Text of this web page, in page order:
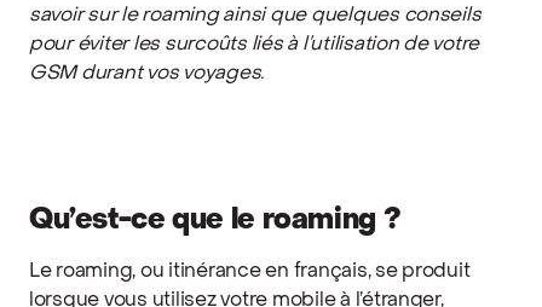
savoir sur le roaming ainsi que quelques conseils
pour éviter les surcoûts liés à l’utilisation de votre
GSM durant vos voyages.
Qu’est-ce que le roaming ?
Le roaming, ou itinérance en français, se produit
lorsque vous utilisez votre mobile à l’étranger,